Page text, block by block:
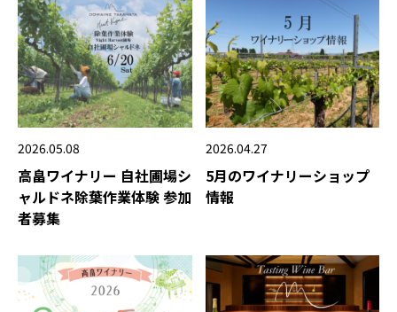
2026.05.08
高畠ワイナリー 自社圃場シ
ャルドネ除葉作業体験 参加
者募集
2026.04.27
5月のワイナリーショップ
情報